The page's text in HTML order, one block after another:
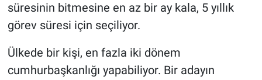
süresinin bitmesine en az bir ay kala, 5 yıllık
görev süresi için seçiliyor.
Ülkede bir kişi, en fazla iki dönem
cumhurbaşkanlığı yapabiliyor. Bir adayın